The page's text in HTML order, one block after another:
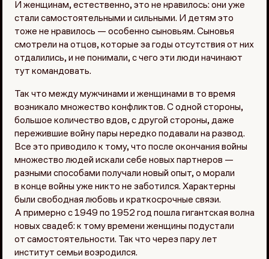
И женщинам, естественно, это не нравилось: они уже
стали самостоятельными и сильными. И детям это
тоже не нравилось — особенно сыновьям. Сыновья
смотрели на отцов, которые за годы отсутствия от них
отдалились, и не понимали, с чего эти люди начинают
тут командовать.
Так что между мужчинами и женщинами в то время
возникало множество конфликтов. С одной стороны,
большое количество вдов, с другой стороны, даже
пережившие войну пары нередко подавали на развод.
Все это приводило к тому, что после окончания войны
множество людей искали себе новых партнеров —
разными способами получали новый опыт, о морали
в конце войны уже никто не заботился. Характерны
были свободная любовь и краткосрочные связи.
А примерно с 1949 по 1952 год пошла гигантская волна
новых свадеб: к тому времени женщины подустали
от самостоятельности. Так что через пару лет
институт семьи возродился.